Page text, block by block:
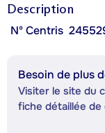
Description
Nº Centris
Besoin de plus
Visiter le site du
fiche détaillée